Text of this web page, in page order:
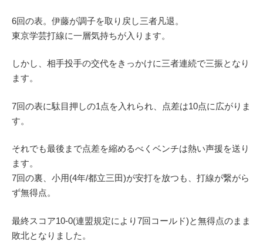
6回の表。伊藤が調子を取り戻し三者凡退。
東京学芸打線に一層気持ちが入ります。
しかし、相手投手の交代をきっかけに三者連続で三振となり
ます。
7回の表に駄目押しの1点を入れられ、点差は10点に広がりま
す。
それでも最後まで点差を縮めるべくベンチは熱い声援を送り
ます。
7回の裏、小用(4年/都立三田)が安打を放つも、打線が繋がら
ず無得点。
最終スコア10-0(連盟規定により7回コールド)と無得点のまま
敗北となりました。